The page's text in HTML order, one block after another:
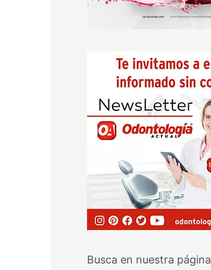
Busca en nuestra página